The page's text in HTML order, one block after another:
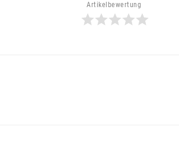
Artikelbewertung